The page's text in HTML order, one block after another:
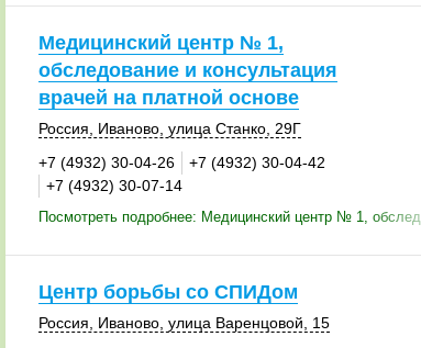
Медицинский центр № 1,
обследование и консультация
врачей на платной основе
Россия Иваново, улица Станко, 29Г
+7 (4932) 30-04-26
+7 (4932) 30-04-42
+7 (4932) 30-07-14
Посмотреть подробнее: Медицинский центр № 1,
Центр борьбы со СПИДом
Россия Иваново, улица Варенцовой, 15